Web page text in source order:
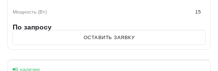
Мощность (Вт) 15
По запросу
ОСТАВИТЬ ЗАЯВКУ
В наличии